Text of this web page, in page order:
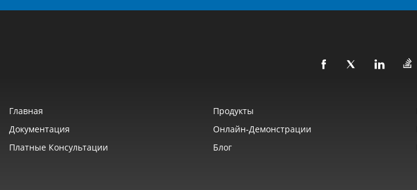
Главная Продукты
Документация
Онлайн‑демонстрации
Платные Консультации
Блог